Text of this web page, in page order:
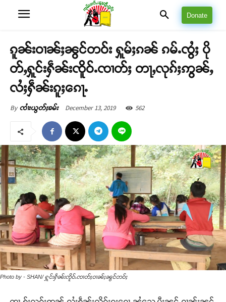
Donate
ၵူၼ်းဝၢၼ်ႈၼွင်တဝ်း ႁူမ်ႈၵၼ် ၵမ်ႉၸွႆႈ ပို
တ်ႇႁူင်းႁဵၼ်းၸိူဝ်ႉၸၢတ်ႈ တႃႇလုၵ်ႈဢွၼ်ႇ
လႆႈႁဵၼ်းၵူႈၵေႃႉ
By ၸၢႆးယွတ်ႈၶမ်း December 13, 2019 562
Photo by - SHAN/ ႁူင်းႁဵၼ်းၸိူဝ်ႉၸၢတ်ႈဝၢၼ်ႈၼွင်တဝ်ႈ